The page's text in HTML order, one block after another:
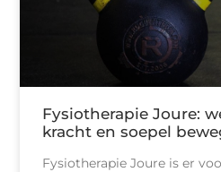
Fysiotherapie Joure:
kracht en soepel
Fysiotherapie Joure is er